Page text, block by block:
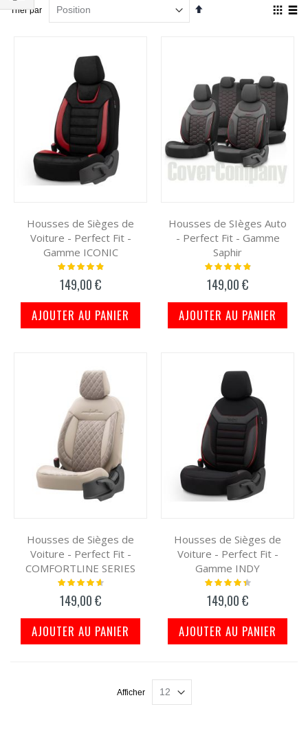
Trier par
Par
Housses de Sièges de
Voiture - Perfect Fit -
Gamme ICONIC
Notation:
149,00 €
AJOUTER AU PANIER
Housses de SIèges Auto
- Perfect Fit - Gamme
Saphir
Notation:
149,00 €
AJOUTER AU PANIER
Housses de Sièges de
Voiture - Perfect Fit -
COMFORTLINE SERIES
Notation:
149,00 €
AJOUTER AU PANIER
Housses de Sièges de
Voiture - Perfect Fit -
Gamme INDY
Notation:
149,00 €
AJOUTER AU PANIER
Afficher
Filtrer